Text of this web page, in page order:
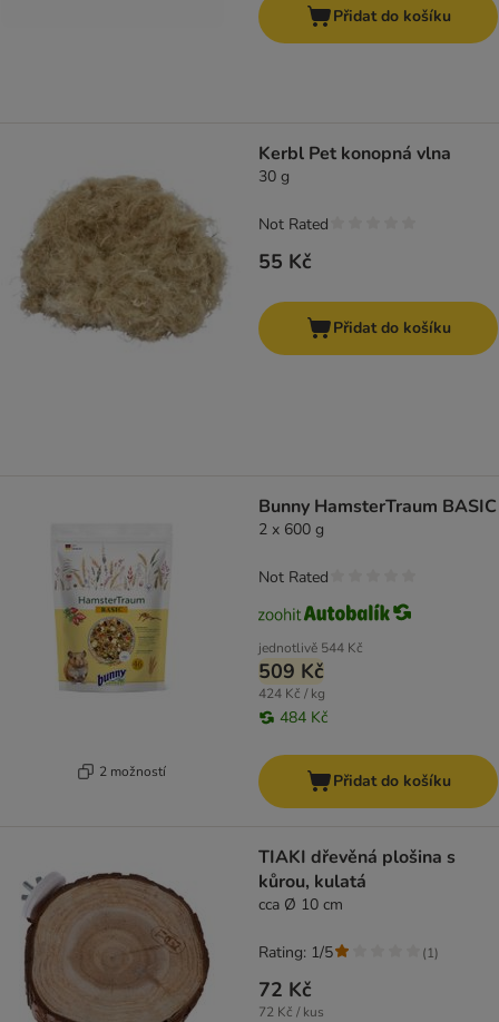
Přidat do košíku
Kerbl Pet konopná vlna
30 g
55 Kč
Not Rated
Přidat do košíku
2 možností
Bunny HamsterTraum BASIC
2 x 600 g
jednotlivě 544 Kč
509 Kč
424 Kč / kg
484 Kč
Not Rated
Přidat do košíku
TIAKI dřevěná plošina s
kůrou, kulatá
cca Ø 10 cm
72 Kč
72 Kč / kus
Rating: 1/5 (1)